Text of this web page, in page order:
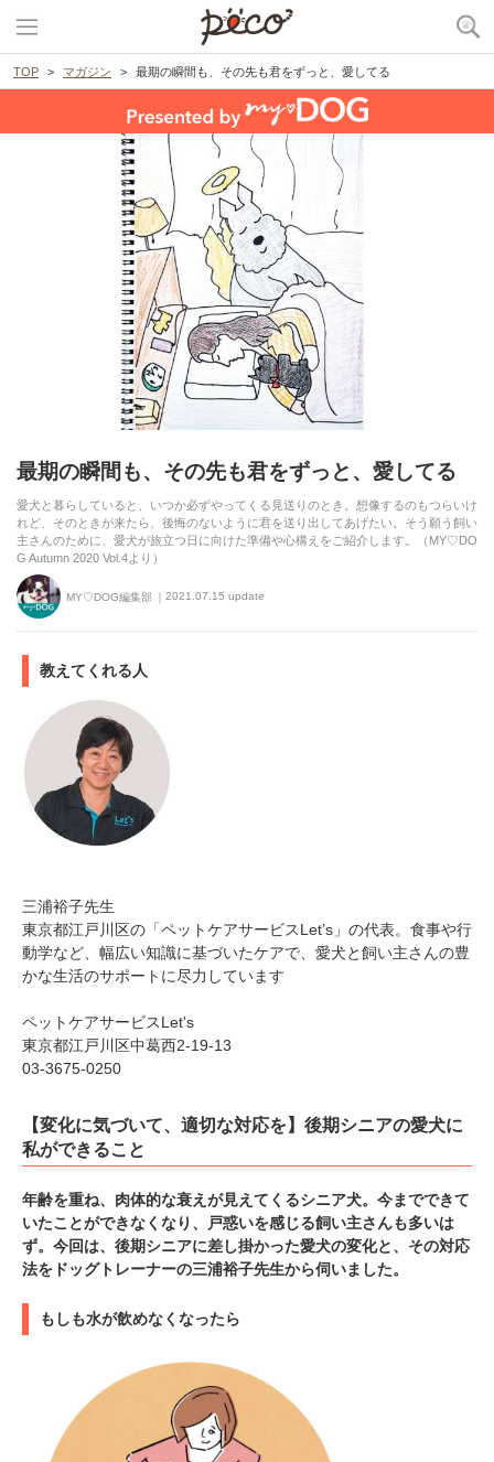
TOP マガジン 最期の瞬間も、その先も君をずっと、愛してる
最期の瞬間も、その先も君をずっと、愛してる
愛犬と暮らしていると、いつか必ずやってくる見送りのとき。想像するのもつらいけ
れど、そのときが来たら、後悔のないように君を送り出してあげたい。そう願う飼い
主さんのために、愛犬が旅立つ日に向けた準備や心構えをご紹介します。（MY♡DO
G Autumn 2020 Vol.4より）
MY♡DOG編集部 2021.07.15 update
教えてくれる人
三浦裕子先生
東京都江戸川区の「ペットケアサービスLet’s」の代表。食事や行
動学など、幅広い知識に基づいたケアで、愛犬と飼い主さんの豊
かな生活のサポートに尽力しています
ペットケアサービスLet's
東京都江戸川区中葛西2-19-13
03-3675-0250
【変化に気づいて、適切な対応を】後期シニアの愛犬に
私ができること
年齢を重ね、肉体的な衰えが見えてくるシニア犬。今までできて
いたことができなくなり、戸惑いを感じる飼い主さんも多いは
ず。今回は、後期シニアに差し掛かった愛犬の変化と、その対応
法をドッグトレーナーの三浦裕子先生から伺いました。
もしも水が飲めなくなったら